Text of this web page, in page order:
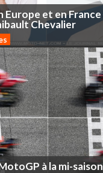
Europe et enFrance
Chevalier
àlami-saison